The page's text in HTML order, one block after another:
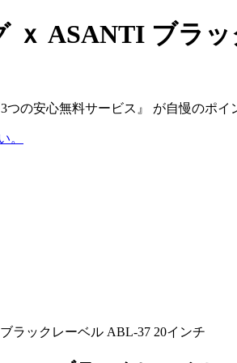
ｘ ASANTI ブラ
3つの安心無料サービス』 が自慢のポイ
ラックレーベル ABL-37 20インチ